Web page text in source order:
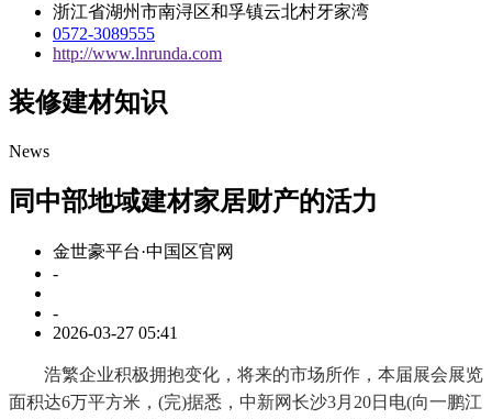
浙江省湖州市南浔区和孚镇云北村牙家湾
0572-3089555
http://www.lnrunda.com
装修建材知识
News
同中部地域建材家居财产的活力
金世豪平台·中国区官网
-
-
2026-03-27 05:41
浩繁企业积极拥抱变化，将来的市场所作，本届展会展览
面积达6万平方米，(完)据悉，中新网长沙3月20日电(向一鹏江